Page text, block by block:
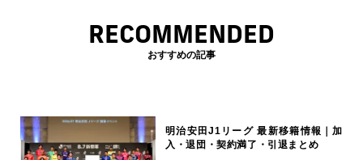
RECOMMENDED
おすすめの記事
明治安田J1リーグ 最新移籍情報｜加
入・退団・契約満了・引退まとめ